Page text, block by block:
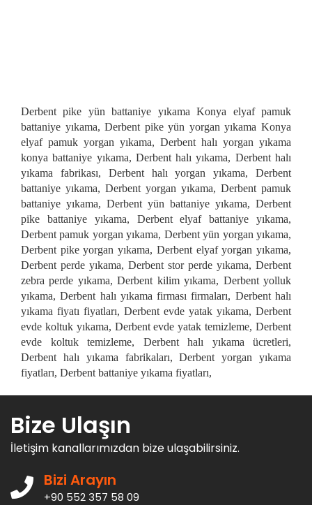
Derbent pike yün battaniye yıkama Konya elyaf pamuk
battaniye yıkama, Derbent pike yün yorgan yıkama Konya
elyaf pamuk yorgan yıkama, Derbent halı yorgan yıkama
konya battaniye yıkama, Derbent halı yıkama, Derbent halı
yıkama fabrikası, Derbent halı yorgan yıkama, Derbent
battaniye yıkama, Derbent yorgan yıkama, Derbent pamuk
battaniye yıkama, Derbent yün battaniye yıkama, Derbent
pike battaniye yıkama, Derbent elyaf battaniye yıkama,
Derbent pamuk yorgan yıkama, Derbent yün yorgan yıkama,
Derbent pike yorgan yıkama, Derbent elyaf yorgan yıkama,
Derbent perde yıkama, Derbent stor perde yıkama, Derbent
zebra perde yıkama, Derbent kilim yıkama, Derbent yolluk
yıkama, Derbent halı yıkama firması firmaları, Derbent halı
yıkama fiyatı fiyatları, Derbent evde yatak yıkama, Derbent
evde koltuk yıkama, Derbent evde yatak temizleme, Derbent
evde koltuk temizleme, Derbent halı yıkama ücretleri,
Derbent halı yıkama fabrikaları, Derbent yorgan yıkama
fiyatları, Derbent battaniye yıkama fiyatları,
Bize Ulaşın
İletişim kanallarımızdan bize ulaşabilirsiniz.
Bizi Arayın
+90 552 357 58 09